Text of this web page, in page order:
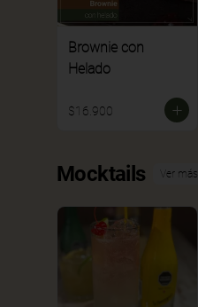
Brownie con
Helado
$16.900
Mocktails Ver más